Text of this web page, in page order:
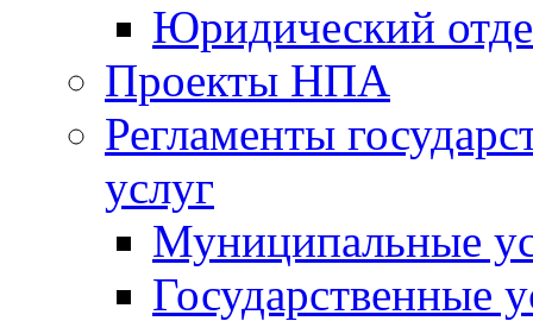
Юридический
Проекты НПА
Регламенты
услуг
Муниципальные
Государственные